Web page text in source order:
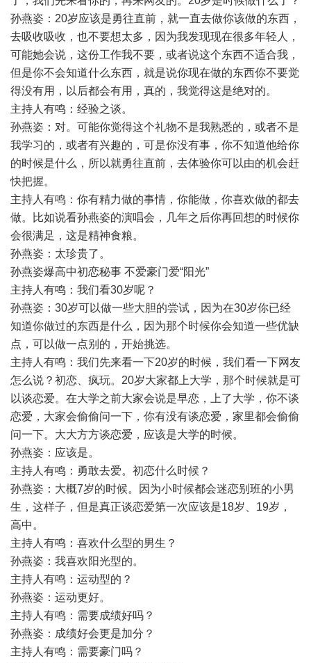
孙燕姿：20岁应该是勇往直前，就一直去做你该做的东西，
去吸收吸收，也不要想太多，因为我发现现在很多年轻人，
可能她会说，这份工作我不要，或者说这个东西不适合我，
但是你不会知道什么东西，就是说你现在做的东西你不要觉
得没有用，以后都会有用，真的，我觉得这是绝对的。
主持人有鸣：经验之谈。
孙燕姿：对。可能你觉得这个礼物不是我熟悉的，或者不是
我学习的，或者有兴趣的，可是你没有事，你不知道他给你
的时候是什么，所以就勇往直前，去体验你可以由的机会赶
快把握。
主持人有鸣：你有精力做的事情，你能做，你喜欢做的都去
做。比如说看孙燕姿的演唱会，几年之后你再回想的时候你
会很满足，这是精神食粮。
孙燕姿：太珍贵了。
孙燕姿爆高中初恋秘事 不爱豪门爱“阳光”
主持人有鸣：我们看30岁呢？
孙燕姿：30岁可以做一些大胆的尝试，因为在30岁你已经
知道你做过的东西是什么，因为那个时候你会知道一些优缺
点，可以做一点别的，开始挑选。
主持人有鸣：我们先来看一下20岁的时候，我们看一下网友
怎么说？初恋、疯玩。20岁大家都上大学，那个时候就是可
以谈恋爱。在大学之前大家会说是早恋，上了大学，你不谈
恋爱，大家会偷偷问一下，你有没有谈恋爱，家里都会偷偷
问一下。大大方方谈恋爱，应该是大学的时候。
孙燕姿：应该是。
主持人有鸣：勇敢去爱。初恋什么时候？
孙燕姿：大概7岁的时候。因为小时候都会迷恋别班的小男
生，这样子，但是真正谈恋爱第一次应该是18岁、19岁，
高中。
主持人有鸣：喜欢什么型的男生？
孙燕姿：我喜欢阳光型的。
主持人有鸣：运动型的？
孙燕姿：运动更好。
主持人有鸣：需要成绩好吗？
孙燕姿：成绩好会更是加分？
主持人有鸣：需要豪门吗？